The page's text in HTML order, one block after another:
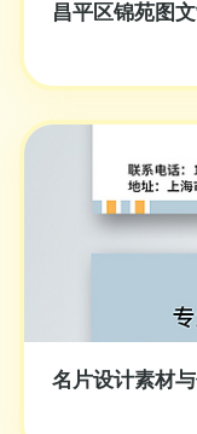
昌平区锦苑图
名片设计素材